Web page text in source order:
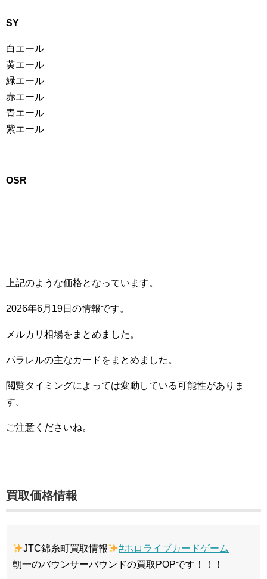
SY
白エール
黄エール
緑エール
赤エール
青エール
紫エール
OSR
上記のような価格となっています。
2026年6月19日の情報です。
メルカリ相場をまとめました。
パラレルの主なカードをまとめました。
閲覧タイミングによっては変動している可能性がありま
す。
ご注意くださいね。
買取価格情報
JTC錦糸町買取情報
#ホロライブカードゲーム
朝一のバウンサーバウンドの買取POPです！！！